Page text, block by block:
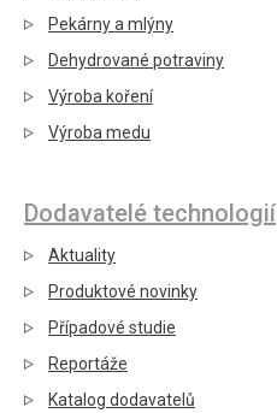
Pekárny a mlýny
Dehydrované potraviny
Výroba koření
Výroba medu
Dodavatelé technologií
Aktuality
Produktové novinky
Případové studie
Reportáže
Katalog dodavatelů